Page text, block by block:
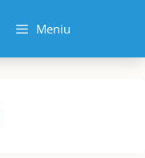
Meniu